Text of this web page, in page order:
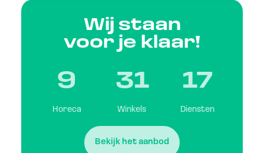
Wij staan
voor je klaar!
Horeca
9
Winkels
31
Diensten
17
Bekijk het aanbod